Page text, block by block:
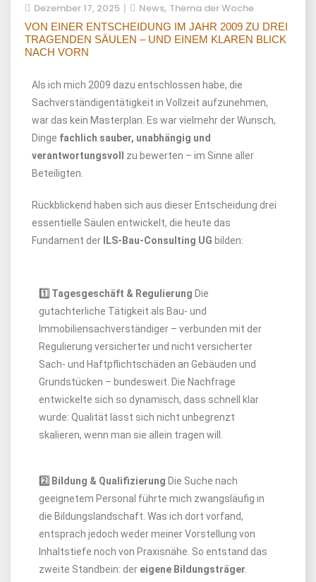
Dezember 17, 2025 News, Thema der Woche
VON EINER ENTSCHEIDUNG IM JAHR 2009 ZU DREI
TRAGENDEN SÄULEN – UND EINEM KLAREN BLICK
NACH VORN
Als ich mich 2009 dazu entschlossen habe, die
Sachverständigentätigkeit in Vollzeit aufzunehmen,
war das kein Masterplan. Es war vielmehr der Wunsch,
Dinge fachlich sauber, unabhängig und
verantwortungsvoll
zu bewerten – im Sinne aller
Beteiligten.
Rückblickend haben sich aus dieser Entscheidung drei
essentielle Säulen entwickelt, die heute das
Fundament der
ILS-Bau-Consulting UG bilden:
1️⃣ Tagesgeschäft & Regulierung Die
gutachterliche Tätigkeit als Bau- und
Immobiliensachverständiger – verbunden mit der
Regulierung versicherter und nicht versicherter
Sach- und Haftpflichtschäden an Gebäuden und
Grundstücken – bundesweit. Die Nachfrage
entwickelte sich so dynamisch, dass schnell klar
wurde: Qualität lässt sich nicht unbegrenzt
skalieren, wenn man sie allein tragen will.
2️⃣ Bildung & Qualifizierung Die Suche nach
geeignetem Personal führte mich zwangsläufig in
die Bildungslandschaft. Was ich dort vorfand,
entsprach jedoch weder meiner Vorstellung von
Inhaltstiefe noch von Praxisnähe. So entstand das
zweite Standbein: der eigene Bildungsträger